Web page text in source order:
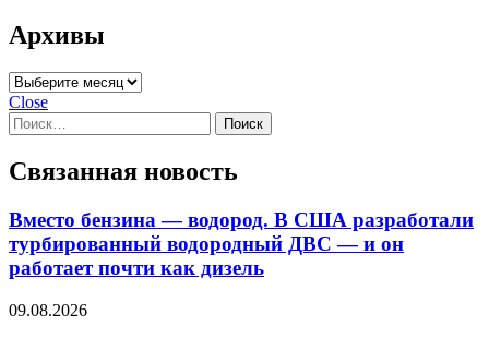
Архивы
Архивы
Close
Найти:
Связанная новость
Вместо бензина — водород. В США разработали
турбированный водородный ДВС — и он
работает почти как дизель
09.08.2026